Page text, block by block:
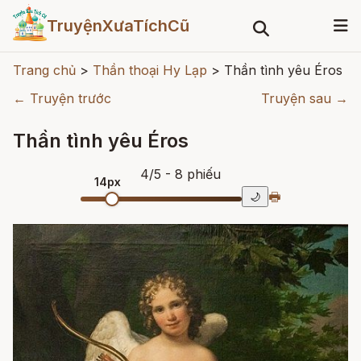
TruyệnXưaTíchCũ
Trang chủ > Thần thoại Hy Lạp > Thần tình yêu Éros
← Truyện trước
Truyện sau →
Thần tình yêu Éros
4/5 - 8 phiếu
14px
🌙 🖶